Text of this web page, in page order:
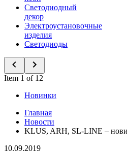
Светодиодный
декор
Электроустановочные
изделия
Светодиоды
Item 1 of 12
Новинки
Главная
Новости
KLUS, ARH, SL-LINE –
10.09.2019